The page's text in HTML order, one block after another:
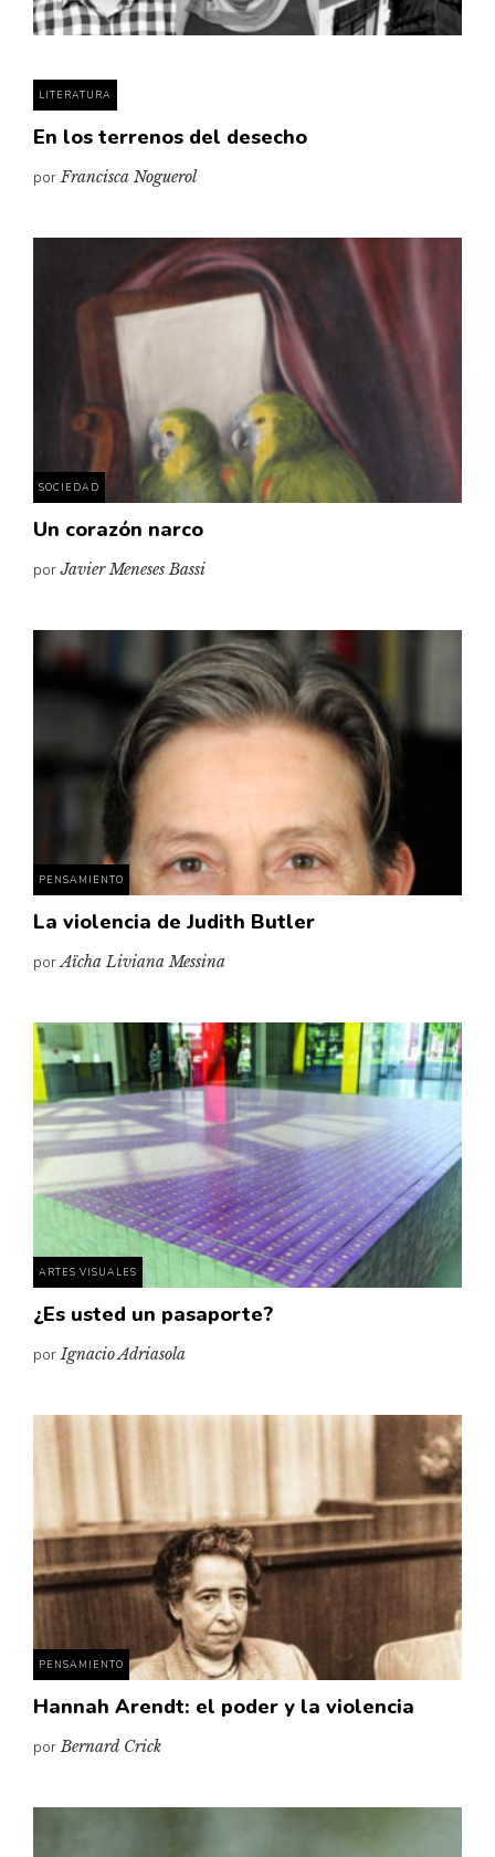
LITERATURA
En los terrenos del desecho
porFrancisca Noguerol
SOCIEDAD
Un corazón narco
porJavier Meneses Bassi
PENSAMIENTO
La violencia de Judith Butler
porAïcha Liviana Messina
ARTES VISUALES
¿Es usted un pasaporte?
porIgnacio Adriasola
PENSAMIENTO
Hannah Arendt: el poder y la violencia
porBernard Crick